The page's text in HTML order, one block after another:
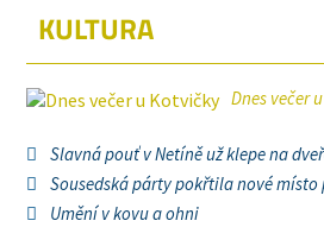
KULTURA
Dnes večer
Slavná pouť v Netíně už klepe na
Sousedská párty pokřtila nové
Umění v kovu a ohni